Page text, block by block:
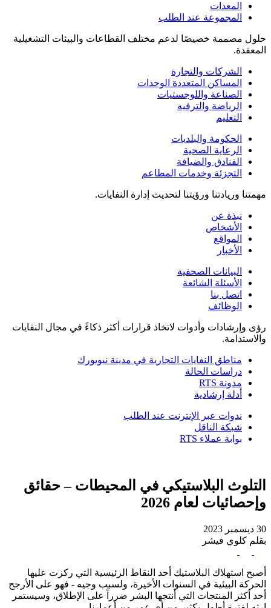
المعدات
المجموعة عند الطلب
حلول مصممة خصيصًا لدعم مختلف القطاعات والبيئات التشغيلية
المعقدة.
الشركات والتجارة
المساكن المتعددة الوحدات
الصناعة واللوجستيات
الرياضة والترفيه
التعليم
الحكومة والبلديات
الرعاية الصحية
الفنادق والضيافة
التجزئة وخدمات المطاعم
مهمتنا وريادتنا ورؤيتنا لتحديث إدارة النفايات.
نبذة عن
الأشخاص
المواقع
الأخبار
البيانات الصحفية
الأسئلة الشائعة
اتصل بنا
الوظائف
رؤى وإرشادات وأدوات لاتخاذ قرارات أكثر ذكاءً في مجال النفايات
والاستدامة.
مناطق النفايات التجارية في مدينة نيويورك
دراسات الحالة
مدونة RTS
أدلة إرشادية
ندوات عبر الإنترنت عند الطلب
شبكة الناقل
بوابة عملاء RTS
التلوث البلاستيكي في المحيطات – حقائق
وإحصائيات لعام 2026
30 ديسمبر 2023
بقلم كلوي فيشر
أصبح استهلاك البلاستيك أحد النقاط الرئيسية التي ركزت عليها
الحركة البيئية في السنوات الأخيرة، ولسبب وجيه - فهو على الأرجح
أحد أكثر المنتجات التي أنتجها البشر ضرراً على الإطلاق، وسيستمر